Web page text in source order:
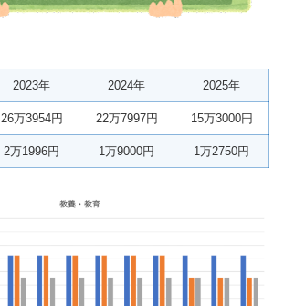
2023年 2024年 2025年
26万3954円 22万7997円 15万3000円
2万1996円 1万9000円 1万2750円